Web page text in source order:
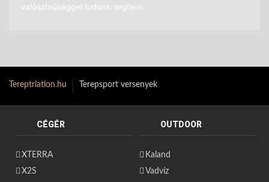
valószínűséggel tudunk segíteni.
Tereptriatlon.hu Terepsport versenyek
CÉGÉR
XTERRA
X2S
OUTDOOR
Kaland
Vadvíz